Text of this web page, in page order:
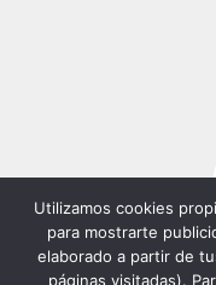
© 2000 - 2026
Utilizamos cookies
para mostrarte
elaborado a partir de
páginas visitadas).